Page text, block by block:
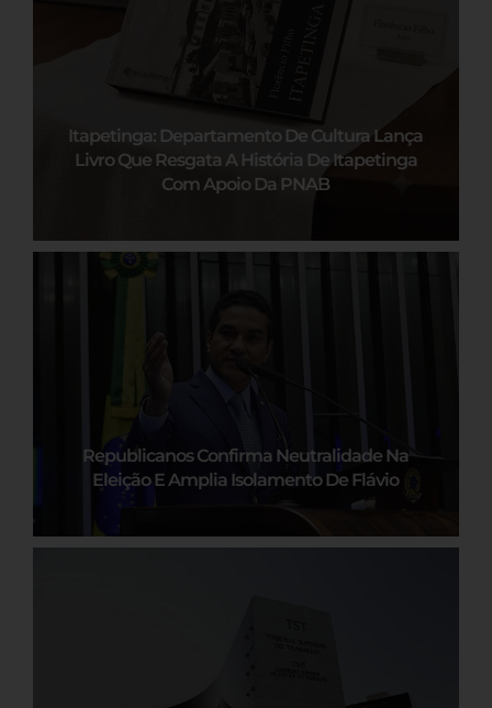
Itapetinga: Departamento De Cultura Lança
Livro Que Resgata A História De Itapetinga
Com Apoio Da PNAB
Republicanos Confirma Neutralidade Na
Eleição E Amplia Isolamento De Flávio